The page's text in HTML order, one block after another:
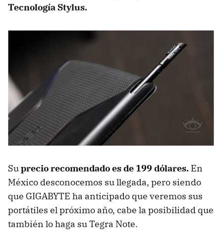
Tecnología Stylus.
Suprecio recomendado es de 199 dólares. En
México desconocemos su llegada, pero siendo
que GIGABYTE ha anticipado que veremos sus
portátiles el próximo año, cabe la posibilidad que
también lo haga su Tegra Note.